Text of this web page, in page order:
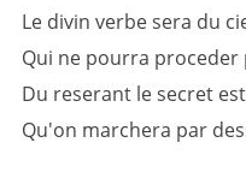
Le divin verbe sera du
Qui ne pourra proceder
Du reserant le secret
Qu'on marchera par